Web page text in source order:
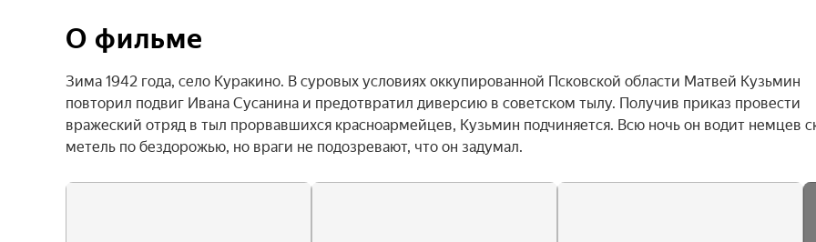
О фильме
Зима 1942 года, село Куракино. В суровых условиях оккупированной Псковской области Матвей Кузьмин
повторил подвиг Ивана Сусанина и предотвратил диверсию в советском тылу. Получив приказ провести
вражеский отряд в тыл прорвавшихся красноармейцев, Кузьмин подчиняется. Всю ночь он водит немцев
метель по бездорожью, но враги не подозревают, что он задумал.